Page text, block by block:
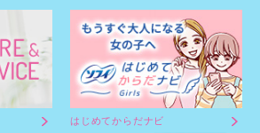
はじめてからだナビ